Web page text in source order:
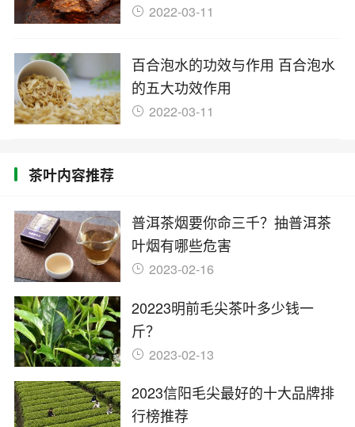
2022-03-11
百合泡水的功效与作用 百合泡水
的五大功效作用
2022-03-11
茶叶内容推荐
普洱茶烟要你命三千？抽普洱茶
叶烟有哪些危害
2023-02-16
20223明前毛尖茶叶多少钱一
斤？
2023-02-13
2023信阳毛尖最好的十大品牌排
行榜推荐